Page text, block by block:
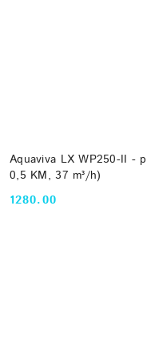
Aquaviva LX WP250-II -
0,5 KM, 37 m³/h)
Cena:
1280.00